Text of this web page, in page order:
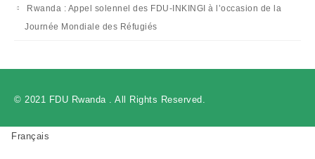
Rwanda : Appel solennel des FDU-INKINGI à l’occasion de la
Journée Mondiale des Réfugiés
© 2021 FDU Rwanda . All Rights Reserved.
Français